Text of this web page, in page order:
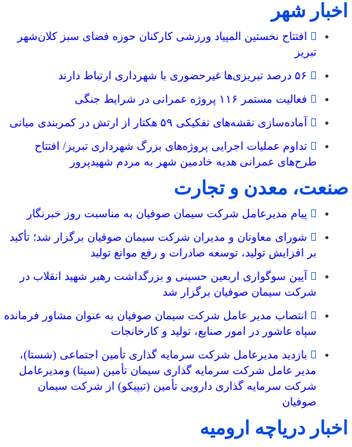
اخبار شهر
افتتاح نخستین المپیاد ورزشی کارکنان حوزه فضای سبز کلان‌شهر
تبریز
فعالیت مستمر ۱۱۶ پروژه عمرانی در شرایط جنگی
آماده‌سازی نقشه‌های تفکیکی ۵۹ هکتار از ارتش در کمربندی میانی
تداوم عملیات اجرایی پروژه‌های بزرگ شهرداری تبریز/ افتتاح
طرح‌های عمرانی هدیه خادمین شهر به مردم شهیدپرور
صنعت، معدن و تجارت
پیام مدیرعامل شرکت سیمان صوفیان به مناسبت روز خبرنگار
شورای معاونان و مدیران شرکت سیمان صوفیان برگزار شد؛ تأکید
بر افزایش تولید، توسعه صادرات و رفع موانع تولید
آیین سوگواری اربعین حسینی و بزرگداشت رهبر شهید انقلاب در
شرکت سیمان صوفیان برگزار شد
انتصاب مدیر عامل شرکت سیمان صوفیان به عنوان مشاور فرمانده
سپاه عاشور در امور صنایع، تولید و کارخانجات
بازدید مدیرعامل شرکت سرمایه گذاری تأمین اجتماعی (شستا)،
مدیر عامل شرکت سرمایه گذاری سیمان تأمین (سیتا) ومدیرعامل
شرکت سرمایه گذاری دارویی تأمین (تیپیکو) از شرکت سیمان
صوفیان
اخبار دریاچه ارومیه